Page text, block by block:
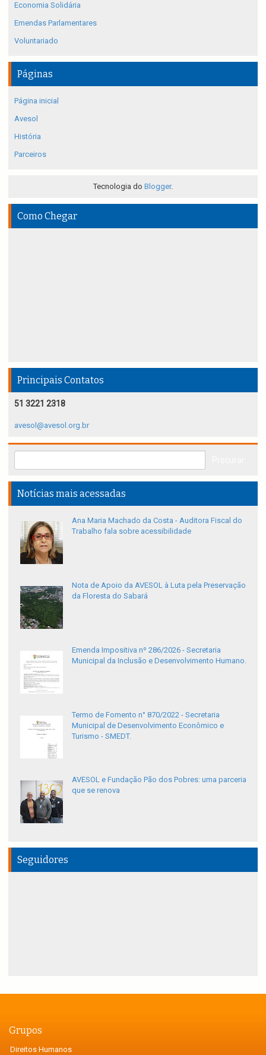
Economia Solidária
Emendas Parlamentares
Voluntariado
Páginas
Página inicial
Avesol
História
Parceiros
Tecnologia do Blogger.
Como Chegar
Principais Contatos
51 3221 2318
avesol@avesol.org.br
Notícias mais acessadas
Ana Maria Machado da Costa - Auditora Fiscal do
Trabalho fala sobre acessibilidade
Nota de Apoio da AVESOL à Luta pela Preservação
da Floresta do Sabará
Emenda Impositiva nº 286/2026 - Secretaria
Municipal da Inclusão e Desenvolvimento Humano.
Termo de Fomento n° 870/2022 - Secretaria
Municipal de Desenvolvimento Econômico e
Turismo - SMEDT.
AVESOL e Fundação Pão dos Pobres: uma parceria
que se renova
Seguidores
Grupos
Direitos Humanos